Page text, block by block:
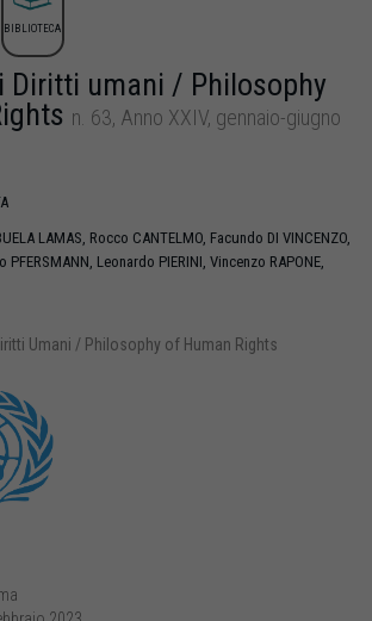
BIBLIOTECA
Diritti umani / Philosophy
n. 63, Anno XXIV, gennaio-giugno
LAMAS, Rocco CANTELMO, Facundo DI VINCENZO,
PFERSMANN, Leonardo PIERINI, Vincenzo RAPONE,
Umani / Philosophy of Human Rights